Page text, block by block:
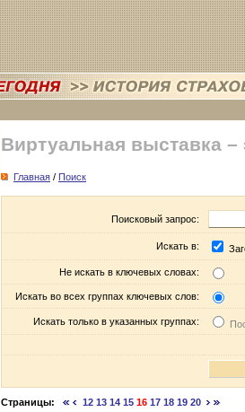
Виртуальная выставка –
Главная / Поиск
Поисковый запрос:
Искать в:
Не искать в ключевых словах:
Искать во всех группах ключевых слов:
Искать только в указанных группах:
Страницы: 12 13 14 15 16 17 18 19 20